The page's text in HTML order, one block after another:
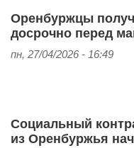
Оренбуржцы
досрочно перед
пн, 27/04/2026 - 16:49
Социальный
из Оренбуржья